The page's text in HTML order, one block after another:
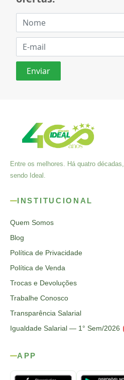
Entre os melhores. Há quatro décadas,
sendo Ideal.
INSTITUCIONAL
Quem Somos
Blog
Política de Privacidade
Política de Venda
Trocas e Devoluções
Trabalhe Conosco
Transparência Salarial
Igualdade Salarial — 1° Sem/2026
APP